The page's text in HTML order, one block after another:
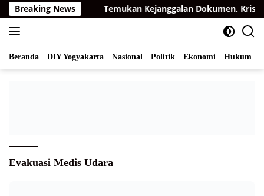
Langsung
ke
konten
Breaking News
BPK Temukan Kejanggalan Dokumen,
Beranda DIY Yogyakarta Nasional Politik Ekonomi Hukum
Evakuasi Medis Udara